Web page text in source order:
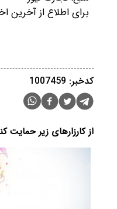
برای اطلاع از آخرین
کدخبر: 1007459
از کارزارهای زیر حمایت